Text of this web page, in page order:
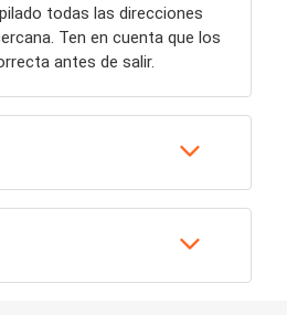
todas las direcciones
Ten en cuenta que los
antes de salir.